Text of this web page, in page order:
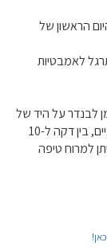
הראשון של
לאמבטיות
לבנדר על היד של
המטפל, להחזיק את הידיים בצורה קעורה מעל האוזניים, בין דקה ל-10
– ניתן למרוח טיפה